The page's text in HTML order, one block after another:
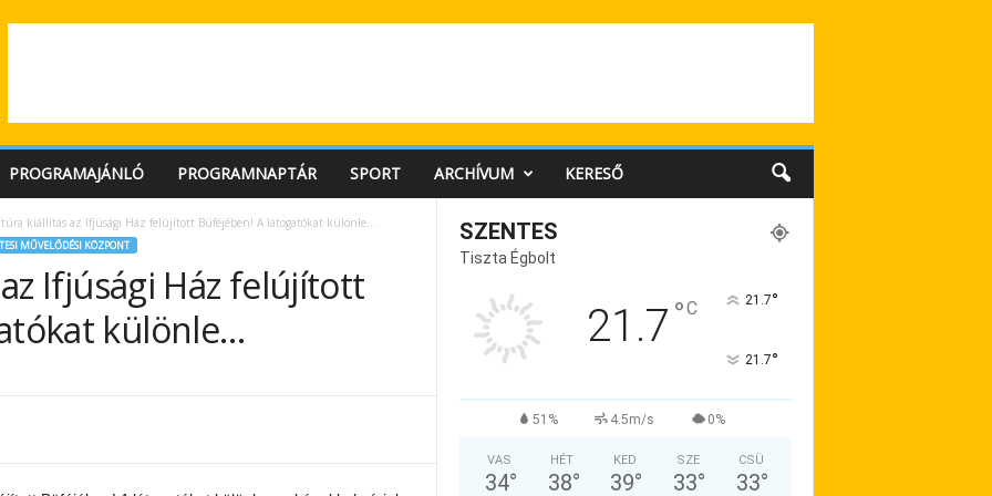
PROGRAMAJÁNLÓ PROGRAMNAPTÁR SPORT ARCHÍVUM KERESŐ
kiállítás az Ifjúsági Ház felújított Büféjében! A látogatókat különle…
MŰVELŐDÉSI KÖZPONT
Ifjúsági Ház felújított
különle…
SZENTES
Tiszta Égbolt
21.7 °C 21.7°
21.7°
51% 4.5m/s 0%
VAS
34°
HÉT
38°
KED
39°
SZE
33°
CSÜ
33°